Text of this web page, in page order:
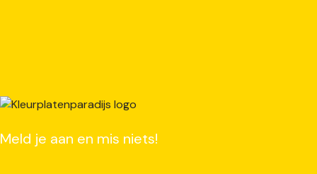
Meld je aan en mis niets!